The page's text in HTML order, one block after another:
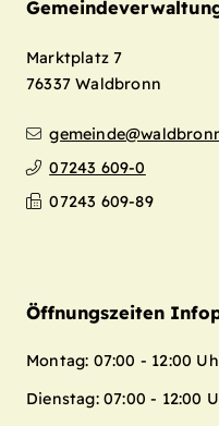
Marktplatz 7
76337 Waldbronn
07243 609-0
07243 609-89
Öffnungszeiten
Montag: 07:00 - 12:00
Dienstag: 07:00 - 12:00